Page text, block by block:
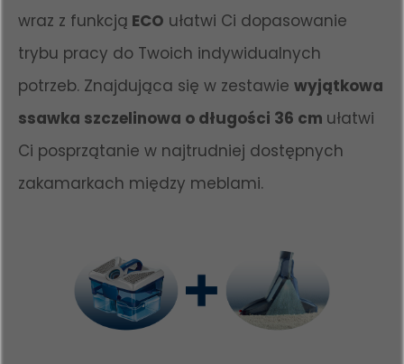
wraz z funkcją ECO ułatwi Ci dopasowanie
trybu pracy do Twoich indywidualnych
potrzeb. Znajdująca się w zestawie wyjątkowa
ssawka szczelinowa o długości 36 cm ułatwi
Ci posprzątanie w najtrudniej dostępnych
zakamarkach między meblami.